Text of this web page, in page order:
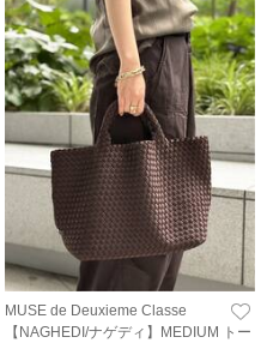
MUSE de Deuxieme Classe
【NAGHEDI/ナゲディ】MEDIUM トー